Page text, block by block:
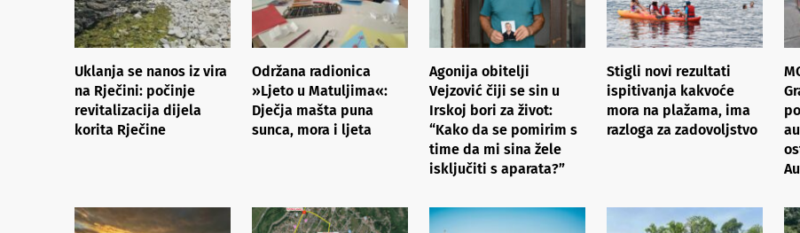
Uklanja se nanos iz vira
na Rječini: počinje
revitalizacija dijela
korita Rječine
Održana radionica
»Ljeto u Matuljima«:
Dječja mašta puna
sunca, mora i ljeta
Agonija obitelji
Vejzović čiji se sin u
Irskoj bori za život:
“Kako da se pomirim s
time da mi sina žele
isključiti s aparata?”
Stigli novi rezultati
ispitivanja kakvoće
mora na plažama, ima
razloga za zadovoljstvo